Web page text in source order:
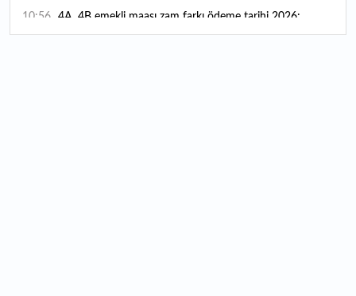
10:56
Emekli zam farkı ne zaman yatacak? Emekli maaşı sorgulama